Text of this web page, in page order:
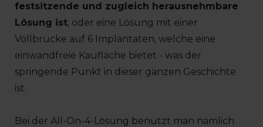
festsitzende und zugleich herausnehmbare
Lösung ist, oder eine Lösung mit einer
Vollbrücke auf 6 Implantaten, welche eine
einwandfreie Kaufläche bietet - was der
springende Punkt in dieser ganzen Geschichte
ist.
Bei der All-On-4-Lösung benutzt man nämlich